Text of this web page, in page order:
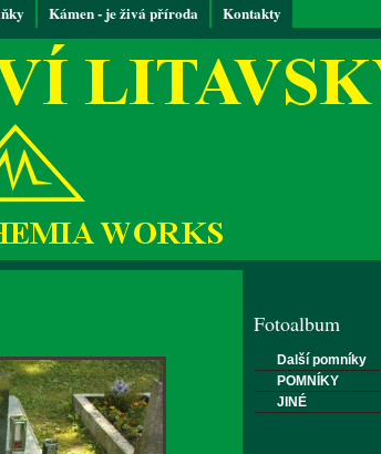
Kámen - je živá příroda Kontakty
Fotoalbum
Další pomníky
POMNÍKY
JINÉ